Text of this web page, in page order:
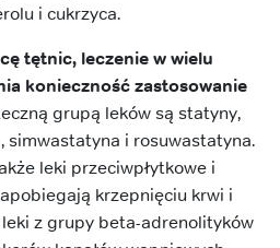
i cukrzyca.
tętnic, leczenie w wielu
konieczność zastosowanie
grupą leków są statyny,
simwastatyna i rosuwastatyna.
leki przeciwpłytkowe i
krzepnięciu krwi i
z grupy beta-adrenolityków